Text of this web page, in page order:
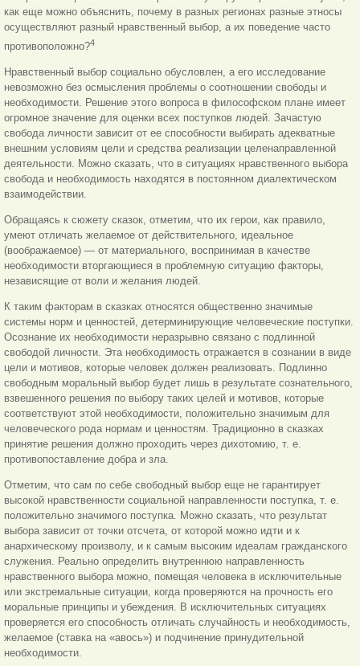
как еще можно объяснить, почему в разных регионах разные этносы
осуществляют разный нравственный выбор, а их поведение часто
противоположно?4
Нравственный выбор социально обусловлен, а его исследование
невозможно без осмысления проблемы о соотношении свободы и
необходимости. Решение этого вопроса в философском плане имеет
огромное значение для оценки всех поступков людей. Зачастую
свобода личности зависит от ее способности выбирать адекватные
внешним условиям цели и средства реализации целенаправленной
деятельности. Можно сказать, что в ситуациях нравственного выбора
свобода и необходимость находятся в постоянном диалектическом
взаимодействии.
Обращаясь к сюжету сказок, отметим, что их герои, как правило,
умеют отличать желаемое от действительного, идеальное
(воображаемое) — от материального, воспринимая в качестве
необходимости вторгающиеся в проблемную ситуацию факторы,
независящие от воли и желания людей.
К таким факторам в сказках относятся общественно значимые
системы норм и ценностей, детерминирующие человеческие поступки.
Осознание их необходимости неразрывно связано с подлинной
свободой личности. Эта необходимость отражается в сознании в виде
цели и мотивов, которые человек должен реализовать. Подлинно
свободным моральный выбор будет лишь в результате сознательного,
взвешенного решения по выбору таких целей и мотивов, которые
соответствуют этой необходимости, положительно значимым для
человеческого рода нормам и ценностям. Традиционно в сказках
принятие решения должно проходить через дихотомию, т. е.
противопоставление добра и зла.
Отметим, что сам по себе свободный выбор еще не гарантирует
высокой нравственности социальной направленности поступка, т. е.
положительно значимого поступка. Можно сказать, что результат
выбора зависит от точки отсчета, от которой можно идти и к
анархическому произволу, и к самым высоким идеалам гражданского
служения. Реально определить внутреннюю направленность
нравственного выбора можно, помещая человека в исключительные
или экстремальные ситуации, когда проверяются на прочность его
моральные принципы и убеждения. В исключительных ситуациях
проверяется его способность отличать случайность и необходимость,
желаемое (ставка на «авось») и подчинение принудительной
необходимости.